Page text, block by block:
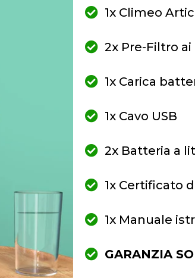
1x Climeo Artic
2x Pre-Filtro
1x Carica
1x Cavo USB
2x Batteria a
1x Certificato
1x Manuale
GARANZIA